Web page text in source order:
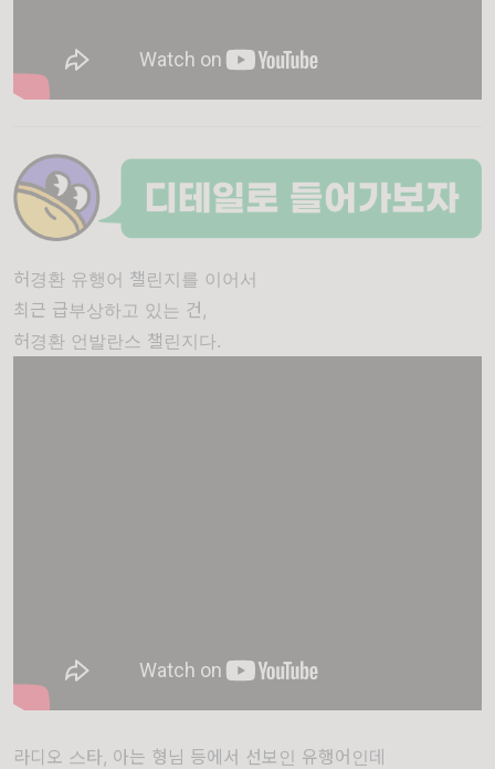
허경환 유행어 챌린지를 이어서
최근 급부상하고 있는 건,
허경환 언발란스 챌린지다.
라디오 스타, 아는 형님 등에서 선보인 유행어인데